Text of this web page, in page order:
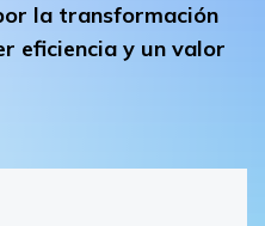
la transformación
eficiencia y un valor